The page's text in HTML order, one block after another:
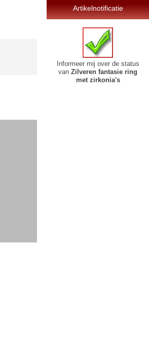
Artikelnotificatie
Informeer mij over de status
vanZilveren fantasie ring
met zirkonia's